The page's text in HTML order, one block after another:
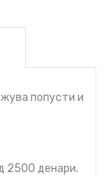
попусти и
2500 денари.